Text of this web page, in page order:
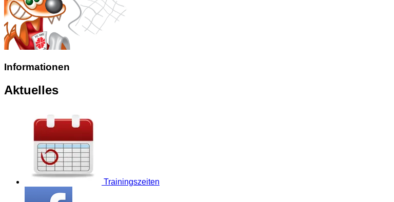
Informationen
Aktuelles
Trainingszeiten